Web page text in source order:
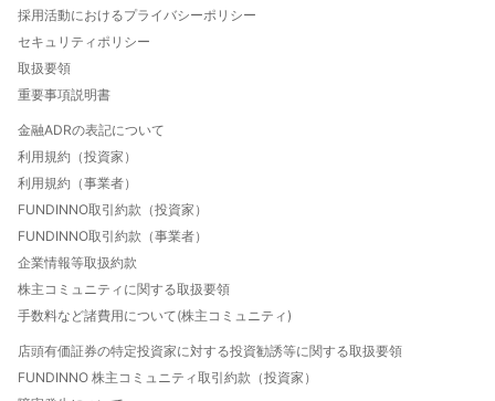
自己資本規制比率について
投資家向け優待と特典のご案内
FUNDINNO HOT THEMES
採用活動におけるプライバシーポリシー
セキュリティポリシー
取扱要領
重要事項説明書
金融ADRの表記について
利用規約（投資家）
利用規約（事業者）
FUNDINNO取引約款（投資家）
FUNDINNO取引約款（事業者）
企業情報等取扱約款
株主コミュニティに関する取扱要領
手数料など諸費用について(株主コミュニティ)
店頭有価証券の特定投資家に対する投資勧誘等に関する取扱要領
FUNDINNO 株主コミュニティ取引約款（投資家）